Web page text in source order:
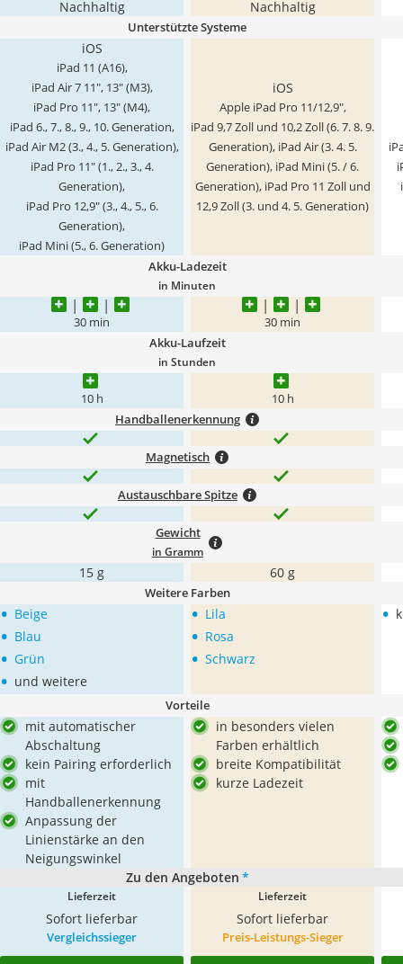
Nachhaltig Nachhaltig
Unterstützte Systeme
iOS
iPad 11 (A16),
iPad Air 7 11", 13" (M3),
iPad Pro 11", 13" (M4),
iPad 6., 7., 8., 9., 10. Generation,
iPad Air M2 (3., 4., 5. Generation),
iPad Pro 11" (1., 2., 3., 4.
Generation),
iPad Pro 12,9" (3., 4., 5., 6.
Generation),
iPad Mini (5., 6. Generation)
iOS
Apple iPad Pro 11/12,9",
iPad 9,7 Zoll und 10,2 Zoll (6. 7. 8. 9.
Generation), iPad Air (3. 4. 5.
Generation), iPad Mini (5. / 6.
Generation), iPad Pro 11 Zoll und
12,9 Zoll (3. und 4. 5. Generation)
Akku-Ladezeit
in Minuten
30 min 30 min
Akku-Laufzeit
in Stunden
10 h 10 h
Handballenerkennung
Magnetisch
Austauschbare Spitze
Gewicht
in Gramm
15 g 60 g
Weitere Farben
• Beige
• Blau
• Grün
• und weitere
• Lila
• Rosa
• Schwarz
•
Vorteile
mit automatischer
Abschaltung
kein Pairing erforderlich
mit
Handballenerkennung
Anpassung der
Linienstärke an den
Neigungswinkel
in besonders vielen
Farben erhältlich
breite Kompatibilität
kurze Ladezeit
Zu den Angeboten *
Lieferzeit
Sofort lieferbar
Lieferzeit
Sofort lieferbar
Vergleichssieger Preis-Leistungs-Sieger